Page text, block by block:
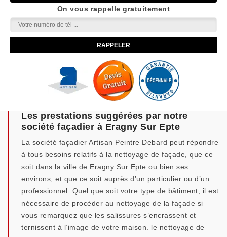
On vous rappelle gratuitement
Les prestations suggérées par notre
société façadier à Eragny Sur Epte
La société façadier Artisan Peintre Debard peut répondre
à tous besoins relatifs à la nettoyage de façade, que ce
soit dans la ville de Eragny Sur Epte ou bien ses
environs, et que ce soit auprès d’un particulier ou d’un
professionnel. Quel que soit votre type de bâtiment, il est
nécessaire de procéder au nettoyage de la façade si
vous remarquez que les salissures s’encrassent et
ternissent à l’image de votre maison. le nettoyage de